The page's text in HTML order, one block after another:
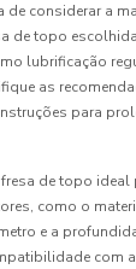
de considerar a
de topo
lubrificação
as
para
de topo
como o
e a
com